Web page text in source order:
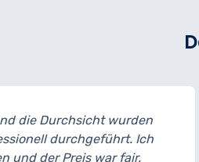
„Ich habe mein Auto
und bin wirklich
wurde transparent